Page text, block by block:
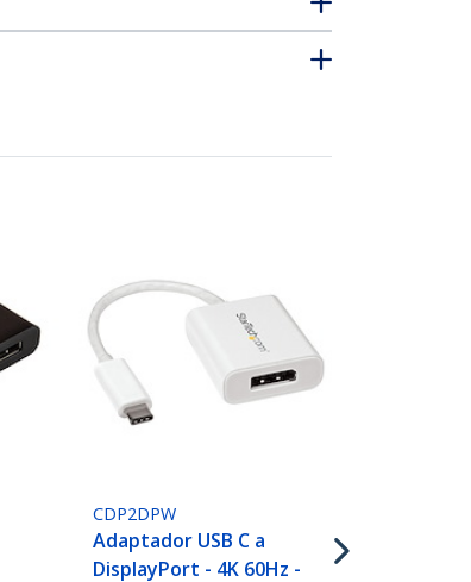
CDP2DPW
Adaptador USB C a
DisplayPort - 4K 60Hz -